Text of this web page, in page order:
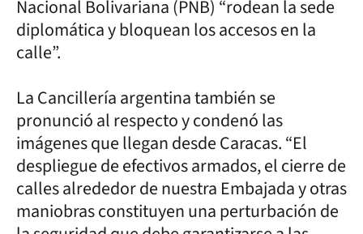
Nacional Bolivariana (PNB) “rodean la sede
diplomática y bloquean los accesos en la
calle”.
La Cancillería argentina también se
pronunció al respecto y condenó las
imágenes que llegan desde Caracas. “El
despliegue de efectivos armados, el cierre de
calles alrededor de nuestra Embajada y otras
maniobras constituyen una perturbación de